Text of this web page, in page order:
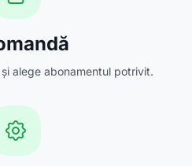
alege abonamentul potrivit.